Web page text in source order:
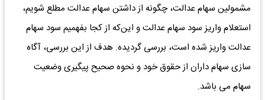
مشمولین سهام عدالت، چگونه از داشتن سهام عدالت مطلع شویم،
استعلام واریز سود سهام عدالت و این‌که از کجا بفهمیم سود سهام
عدالت واریز شده است، بررسی گردیده. هدف از این بررسی، آگاه‌
سازی سهام داران از حقوق خود و نحوه صحیح پیگیری وضعیت
سهام می باشد.